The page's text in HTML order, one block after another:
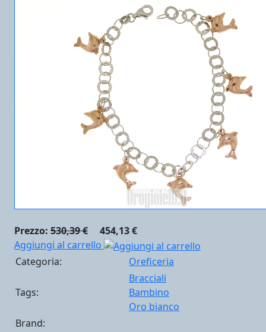
Prezzo: 530,39 €
454,13 €
Aggiungi al carrello
Categoria:
Oreficeria
Tags:
Bracciali
Bambino
Oro bianco
Brand: